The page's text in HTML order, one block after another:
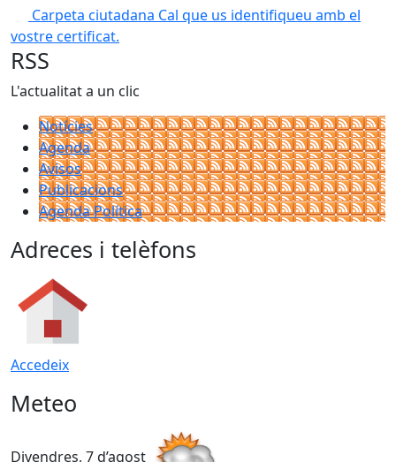
Carpeta ciutadana Cal que us identifiqueu amb el
vostre certificat.
RSS
L'actualitat a un clic
Notícies
Agenda
Avisos
Publicacions
Agenda Política
Adreces i telèfons
Accedeix
Meteo
Divendres, 7 d’agost